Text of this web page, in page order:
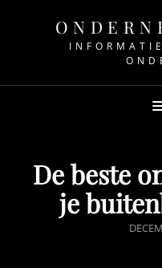
De beste
je